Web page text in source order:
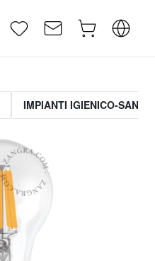
IMPIANTI IGIENICO-